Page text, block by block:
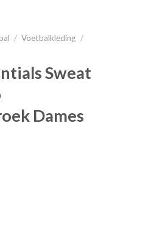
/ Voetbalkleding /
Sweat
Dames